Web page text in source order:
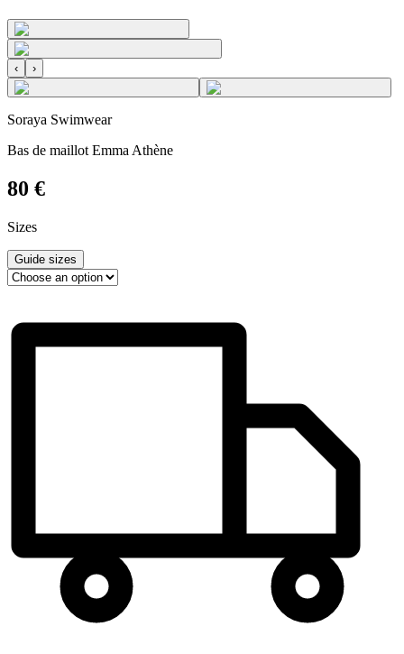
‹ ›
Soraya Swimwear
Bas de maillot Emma Athène
80 €
Sizes
Guide sizes